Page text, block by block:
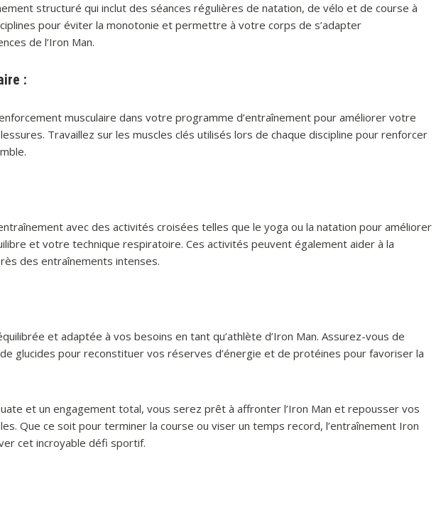
structuré qui inclut des séances régulières de natation, de vélo et de course à
pour éviter la monotonie et permettre à votre corps de s’adapter
de l’Iron Man.
:
musculaire dans votre programme d’entraînement pour améliorer votre
Travaillez sur les muscles clés utilisés lors de chaque discipline pour renforcer
avec des activités croisées telles que le yoga ou la natation pour améliorer
et votre technique respiratoire. Ces activités peuvent également aider à la
des entraînements intenses.
et adaptée à vos besoins en tant qu’athlète d’Iron Man. Assurez-vous de
glucides pour reconstituer vos réserves d’énergie et de protéines pour favoriser la
et un engagement total, vous serez prêt à affronter l’Iron Man et repousser vos
Que ce soit pour terminer la course ou viser un temps record, l’entraînement Iron
cet incroyable défi sportif.